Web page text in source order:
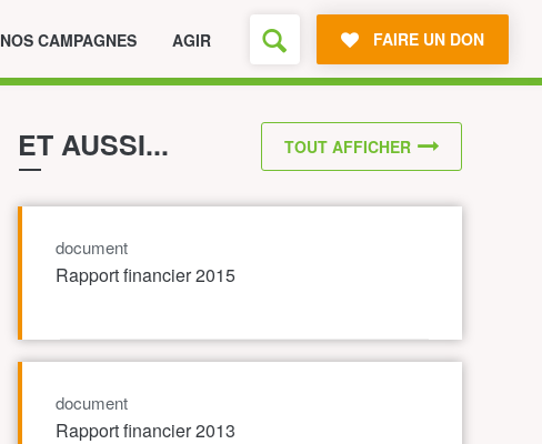
NOS CAMPAGNES AGIR FAIRE UN DON
ET AUSSI...
document
Rapport financier 2015
document
Rapport financier 2013
TOUT AFFICHER